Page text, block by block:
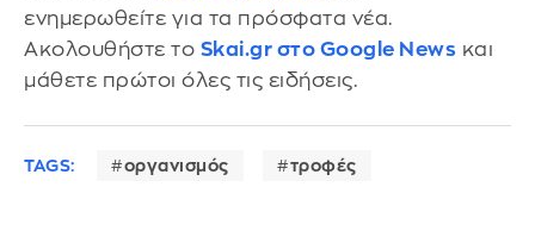
ενημερωθείτε για τα πρόσφατα νέα.
Ακολουθήστε το Skai.gr στο Google News και
μάθετε πρώτοι όλες τις ειδήσεις.
TAGS: οργανισμός τροφές